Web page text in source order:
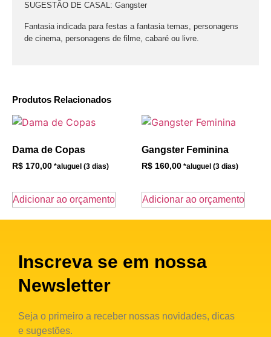
Produtos Relacionados
Dama de Copas
R$ 170,00
Adicionar ao orçamento
Gangster Feminina
R$ 160,00
Adicionar ao orçamento
SUGESTÃO DE CASAL: Gangster
Fantasia indicada para festas a fantasia temas, personagens
de cinema, personagens de filme, cabaré ou livre.
Inscreva se em nossa
Newsletter
Seja o primeiro a receber nossas novidades, dicas
e sugestões.